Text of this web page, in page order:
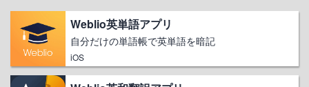
Weblio英単語アプリ
自分だけの単語帳で英単語を暗記
iOS